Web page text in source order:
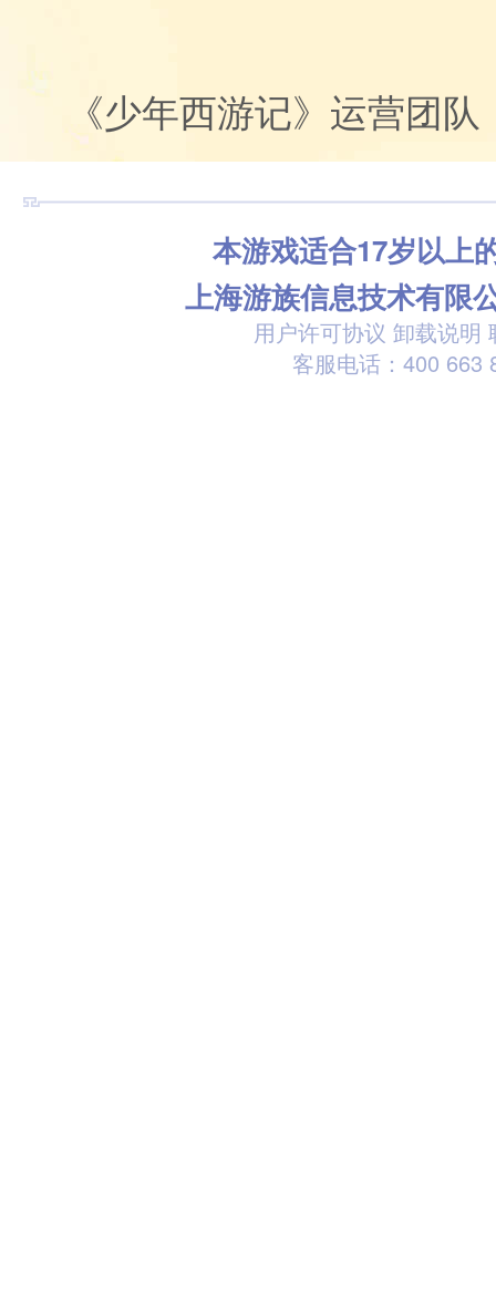
《少年西游记》运营团队
本游戏适合17岁以上
上海游族信息技术有限
用户许可协议 卸载说明
客服电话：400 663